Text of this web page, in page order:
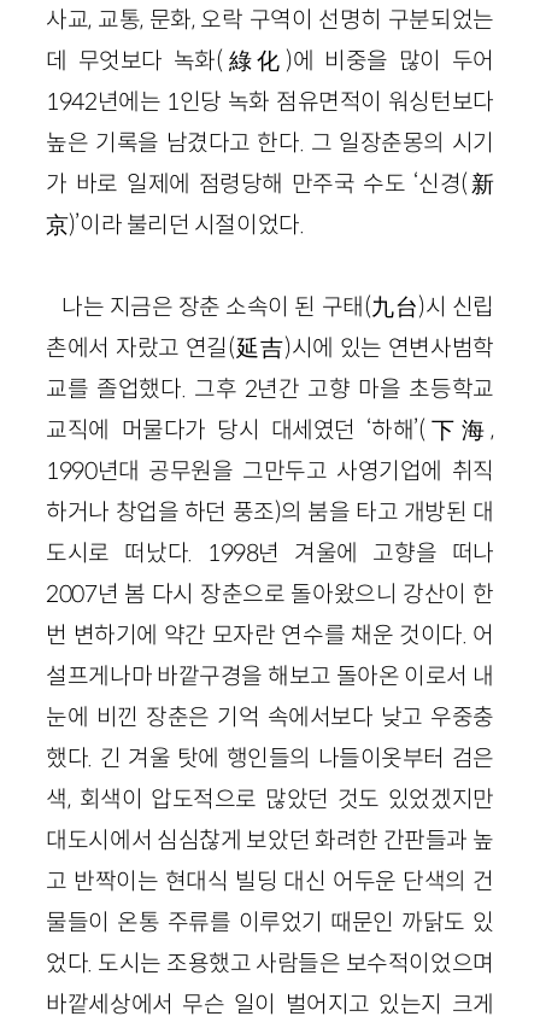
사교, 교통, 문화, 오락 구역이 선명히 구분되었는
데 무엇보다 녹화(綠化)에 비중을 많이 두어
1942년에는 1인당 녹화 점유면적이 워싱턴보다
높은 기록을 남겼다고 한다. 그 일장춘몽의 시기
가 바로 일제에 점령당해 만주국 수도 ‘신경(新
京)’이라 불리던 시절이었다.
나는 지금은 장춘 소속이 된 구태(九台)시 신립
촌에서 자랐고 연길(延吉)시에 있는 연변사범학
교를 졸업했다. 그후 2년간 고향 마을 초등학교
교직에 머물다가 당시 대세였던 ‘하해’(下海,
1990년대 공무원을 그만두고 사영기업에 취직
하거나 창업을 하던 풍조)의 붐을 타고 개방된 대
도시로 떠났다. 1998년 겨울에 고향을 떠나
2007년 봄 다시 장춘으로 돌아왔으니 강산이 한
번 변하기에 약간 모자란 연수를 채운 것이다. 어
설프게나마 바깥구경을 해보고 돌아온 이로서 내
눈에 비낀 장춘은 기억 속에서보다 낮고 우중충
했다. 긴 겨울 탓에 행인들의 나들이옷부터 검은
색, 회색이 압도적으로 많았던 것도 있었겠지만
대도시에서 심심찮게 보았던 화려한 간판들과 높
고 반짝이는 현대식 빌딩 대신 어두운 단색의 건
물들이 온통 주류를 이루었기 때문인 까닭도 있
었다. 도시는 조용했고 사람들은 보수적이었으며
바깥세상에서 무슨 일이 벌어지고 있는지 크게